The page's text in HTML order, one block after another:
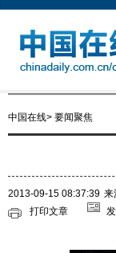
中国在线> 要闻聚焦
2013-09-15 08:37:39 来
打印文章